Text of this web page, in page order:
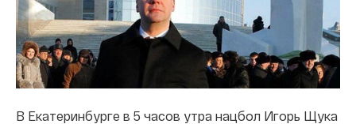
В Екатеринбурге в 5 часов утра нацбол Игорь Щука